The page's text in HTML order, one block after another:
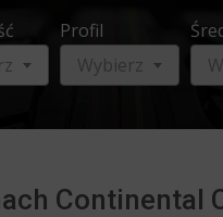
Profil
Wybierz
Continental